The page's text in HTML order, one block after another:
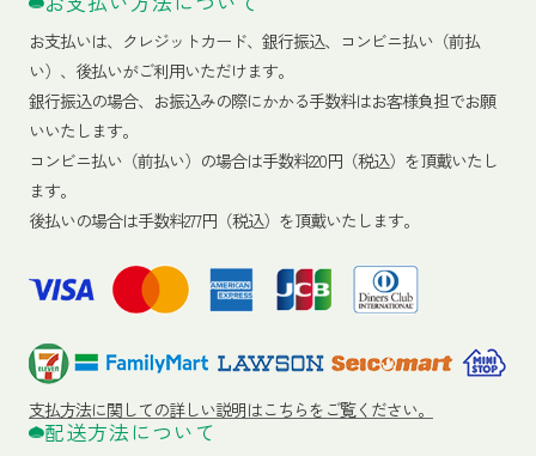
お支払いは、クレジットカード、銀行振込、コンビニ払い（前払
い）、後払いがご利用いただけます。
銀行振込の場合、お振込みの際にかかる手数料はお客様負担でお願
いいたします。
コンビニ払い（前払い）の場合は手数料220円（税込）を頂戴いたし
ます。
後払いの場合は手数料277円（税込）を頂戴いたします。
支払方法に関しての詳しい説明はこちらをご覧ください。
配送方法について